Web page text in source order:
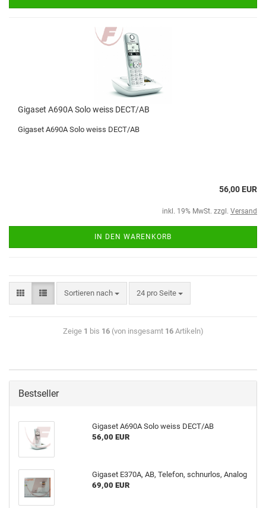
Gigaset A690A Solo weiss DECT/AB
Gigaset A690A Solo weiss DECT/AB
56,00 EUR
inkl. 19% MwSt. zzgl. Versand
IN DEN WARENKORB
Sortieren nach 24 pro Seite
Zeige 1 bis 16(von insgesamt 16Artikeln)
Bestseller
Gigaset A690A Solo weiss DECT/AB
56,00 EUR
Gigaset E370A, AB, Telefon, schnurlos, Analog
69,00 EUR